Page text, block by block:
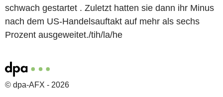
schwach gestartet . Zuletzt hatten sie dann ihr Minus
nach dem US-Handelsauftakt auf mehr als sechs
Prozent ausgeweitet./tih/la/he
© dpa-AFX - 2026